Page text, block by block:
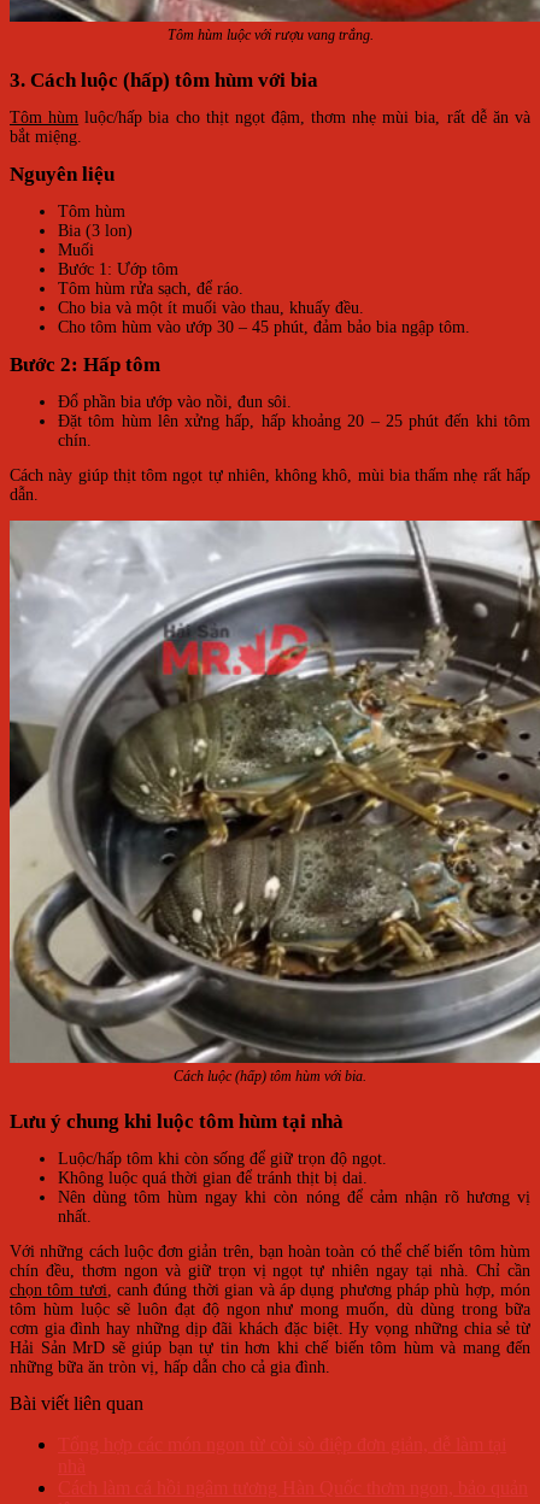
Tôm hùm luộc với rượu vang trắng.
3. Cách luộc (hấp) tôm hùm với bia
Tôm hùm luộc/hấp bia cho thịt ngọt đậm, thơm nhẹ mùi bia, rất dễ ăn và
bắt miệng.
Nguyên liệu
Tôm hùm
Bia (3 lon)
Muối
Bước 1: Ướp tôm
Tôm hùm rửa sạch, để ráo.
Cho bia và một ít muối vào thau, khuấy đều.
Cho tôm hùm vào ướp 30 – 45 phút, đảm bảo bia ngập tôm.
Bước 2: Hấp tôm
Đổ phần bia ướp vào nồi, đun sôi.
Đặt tôm hùm lên xửng hấp, hấp khoảng 20 – 25 phút đến khi tôm
chín.
Cách này giúp thịt tôm ngọt tự nhiên, không khô, mùi bia thấm nhẹ rất hấp
dẫn.
Cách luộc (hấp) tôm hùm với bia.
Lưu ý chung khi luộc tôm hùm tại nhà
Luộc/hấp tôm khi còn sống để giữ trọn độ ngọt.
Không luộc quá thời gian để tránh thịt bị dai.
Nên dùng tôm hùm ngay khi còn nóng để cảm nhận rõ hương vị
nhất.
Với những cách luộc đơn giản trên, bạn hoàn toàn có thể chế biến tôm hùm
chín đều, thơm ngon và giữ trọn vị ngọt tự nhiên ngay tại nhà. Chỉ cần
chọn tôm tươi, canh đúng thời gian và áp dụng phương pháp phù hợp, món
tôm hùm luộc sẽ luôn đạt độ ngon như mong muốn, dù dùng trong bữa
cơm gia đình hay những dịp đãi khách đặc biệt. Hy vọng những chia sẻ từ
Hải Sản MrD sẽ giúp bạn tự tin hơn khi chế biến tôm hùm và mang đến
những bữa ăn tròn vị, hấp dẫn cho cả gia đình.
Bài viết liên quan